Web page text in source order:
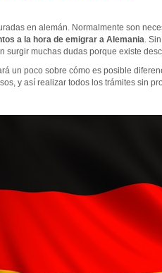
en alemán. Normalmente son
a la hora de emigrar a Alemania.
surgir muchas dudas porque existe
un poco sobre cómo es posible
y así realizar todos los trámites sin